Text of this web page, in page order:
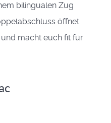
bilingualen Zug
öffnet
macht euch fit für